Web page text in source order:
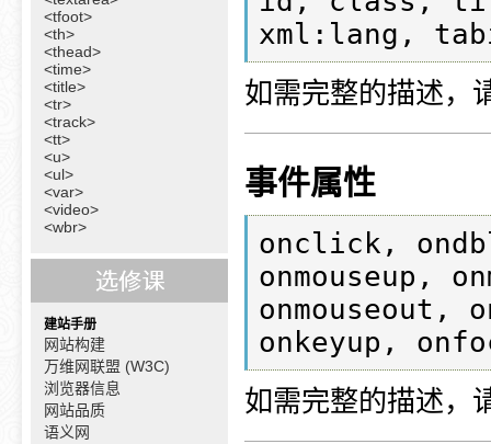
<tfoot>
<th>
<thead>
<time>
<title>
<tr>
<track>
<tt>
<u>
<ul>
<var>
<video>
<wbr>
建站手册
网站构建
万维网联盟 (W3C)
浏览器信息
网站品质
语义网
xml:lang,
如需完整的描述，
事件属性
onclick,
onmouseup,
onmouseout,
如需完整的描述，